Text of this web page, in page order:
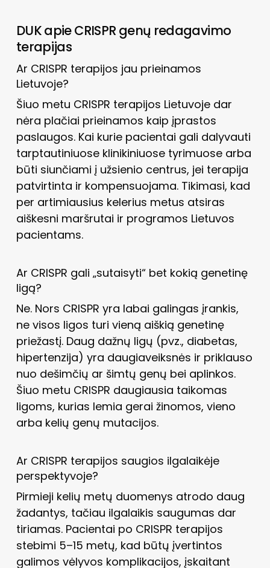
DUK apie CRISPR genų redagavimo
terapijas
Ar CRISPR terapijos jau prieinamos
Lietuvoje?
Šiuo metu CRISPR terapijos Lietuvoje dar
nėra plačiai prieinamos kaip įprastos
paslaugos. Kai kurie pacientai gali dalyvauti
tarptautiniuose klinikiniuose tyrimuose arba
būti siunčiami į užsienio centrus, jei terapija
patvirtinta ir kompensuojama. Tikimasi, kad
per artimiausius kelerius metus atsiras
aiškesni maršrutai ir programos Lietuvos
pacientams.
Ar CRISPR gali „sutaisyti“ bet kokią genetinę
ligą?
Ne. Nors CRISPR yra labai galingas įrankis,
ne visos ligos turi vieną aiškią genetinę
priežastį. Daug dažnų ligų (pvz., diabetas,
hipertenzija) yra daugiaveiksnės ir priklauso
nuo dešimčių ar šimtų genų bei aplinkos.
Šiuo metu CRISPR daugiausia taikomas
ligoms, kurias lemia gerai žinomos, vieno
arba kelių genų mutacijos.
Ar CRISPR terapijos saugios ilgalaikėje
perspektyvoje?
Pirmieji kelių metų duomenys atrodo daug
žadantys, tačiau ilgalaikis saugumas dar
tiriamas. Pacientai po CRISPR terapijos
stebimi 5–15 metų, kad būtų įvertintos
galimos vėlyvos komplikacijos, įskaitant